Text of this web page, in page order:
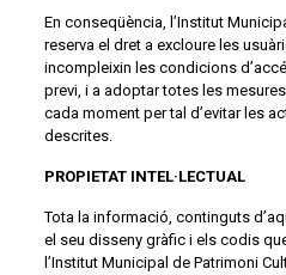
En conseqüència, l’Institut
reserva el dret a excloure les
incompleixin les condicions
previ, i a adoptar totes les
cada moment per tal d’evitar les
descrites.
PROPIETAT INTEL·LECTUAL
Tota la informació, continguts
el seu disseny gràfic i els codis
l’Institut Municipal de Patrimoni